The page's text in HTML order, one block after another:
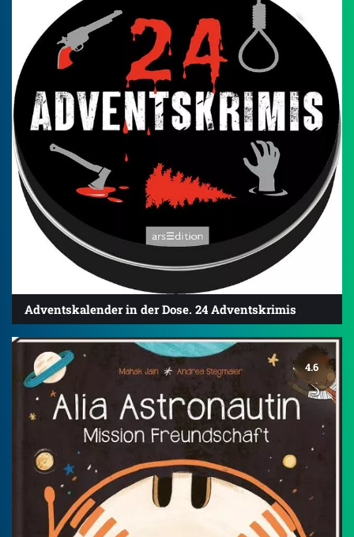
Adventskalender in der Dose. 24 Adventskrimis
4.6